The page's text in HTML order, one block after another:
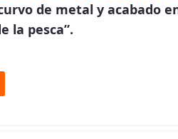
de metal y acabado
la pesca”.